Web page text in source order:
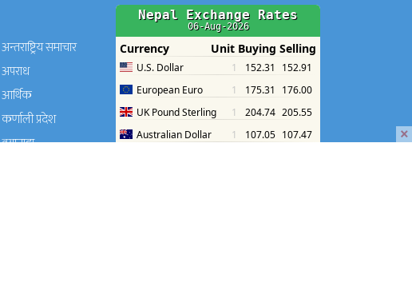
अन्तराष्ट्रिय समाचार
अपराध
आर्थिक
कर्णाली प्रदेश
क्यानाडा
×